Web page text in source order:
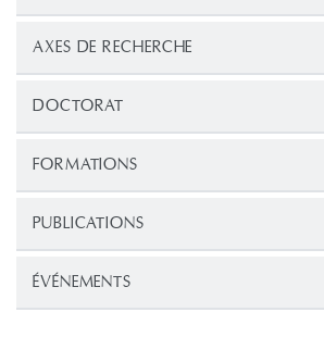
AXES DE RECHERCHE
DOCTORAT
FORMATIONS
PUBLICATIONS
ÉVÉNEMENTS